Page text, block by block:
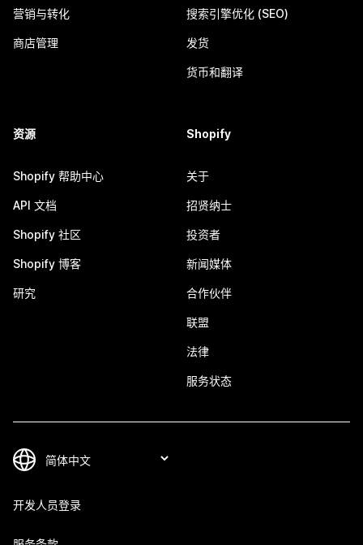
营销与转化
商店管理
搜索引擎优化 (SEO)
发货
货币和翻译
资源
Shopify 帮助中心
API 文档
Shopify 社区
Shopify 博客
研究
Shopify
关于
招贤纳士
投资者
新闻媒体
合作伙伴
联盟
法律
服务状态
开发人员登录